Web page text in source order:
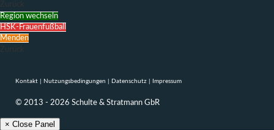
Zurück
Region wechseln
HSK-Frauenfußball
Menden
Zurück
Kontakt Nutzungsbedingungen Datenschutz Impressum
© 2013 - 2026 Schulte & Stratmann GbR
× Close Panel